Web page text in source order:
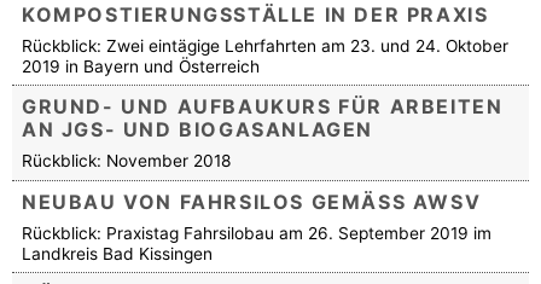
KOMPOSTIERUNGSSTÄLLE IN DER PRAXIS
Rückblick: Zwei eintägige Lehrfahrten am 23. und 24. Oktober
2019 in Bayern und Österreich
GRUND- UND AUFBAUKURS FÜR ARBEITEN
AN JGS- UND BIOGASANLAGEN
Rückblick: November 2018
NEUBAU VON FAHRSILOS GEMÄSS AWSV
Rückblick: Praxistag Fahrsilobau am 26. September 2019 im
Landkreis Bad Kissingen